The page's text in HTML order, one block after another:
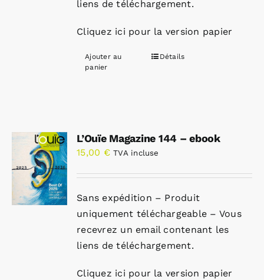
liens de téléchargement.
Cliquez ici pour la version papier
Ajouter au
panier
Détails
L’Ouïe Magazine 144 – ebook
15,00 € TVA incluse
Sans expédition – Produit
uniquement téléchargeable – Vous
recevrez un email contenant les
liens de téléchargement.
Cliquez ici pour la version papier